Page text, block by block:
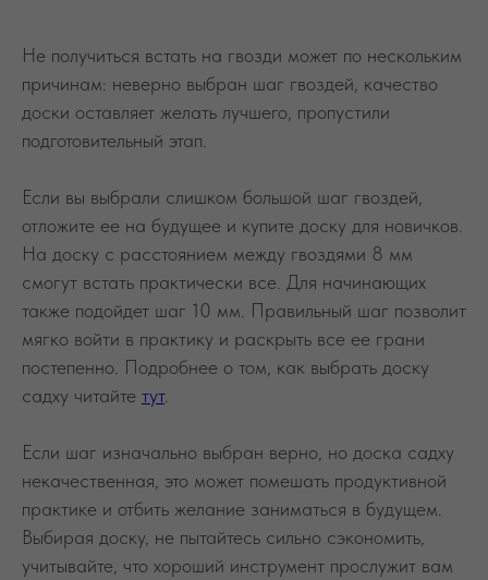
Не получиться встать на гвозди может по нескольким
причинам: неверно выбран шаг гвоздей, качество
доски оставляет желать лучшего, пропустили
подготовительный этап.
Если вы выбрали слишком большой шаг гвоздей,
отложите ее на будущее и купите доску для новичков.
На доску с расстоянием между гвоздями 8 мм
смогут встать практически все. Для начинающих
также подойдет шаг 10 мм. Правильный шаг позволит
мягко войти в практику и раскрыть все ее грани
постепенно. Подробнее о том, как выбрать доску
садху читайте тут.
Если шаг изначально выбран верно, но доска садху
некачественная, это может помешать продуктивной
практике и отбить желание заниматься в будущем.
Выбирая доску, не пытайтесь сильно сэкономить,
учитывайте, что хороший инструмент прослужит вам